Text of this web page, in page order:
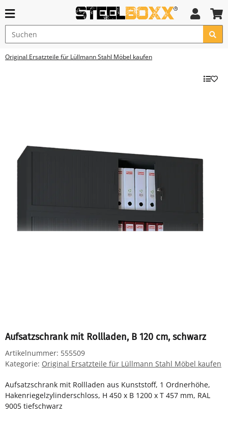
Original Ersatzteile für Lüllmann Stahl Möbel kaufen
Aufsatzschrank mit Rollladen, B 120 cm, schwarz
Artikelnummer: 555509
Kategorie: Original Ersatzteile für Lüllmann Stahl Möbel kaufen
Aufsatzschrank mit Rollladen aus Kunststoff, 1 Ordnerhöhe,
Hakenriegelzylinderschloss, H 450 x B 1200 x T 457 mm, RAL
9005 tiefschwarz